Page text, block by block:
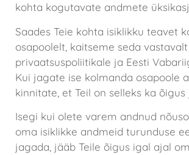
kohta kogutavate andmete
Saades Teie kohta isiklikku teavet
osapoolelt, kaitseme seda
privaatsuspoliitikale ja Eesti
Kui jagate ise kolmanda osapoole
kinnitate, et Teil on selleks ka õigus
Isegi kui olete varem andnud
oma isiklikke andmeid turunduse
jagada, jääb Teile õigus igal ajal